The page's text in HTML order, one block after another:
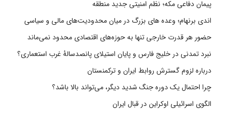
پیمان دفاعی مکه؛ نظم امنیتی جدید منطقه
اندی برنهام؛ وعده های بزرگ در میان محدودیت‌های مالی و سیاسی
حضور هر قدرت خارجی تنها به حوزه‌های اقتصادی محدود نمی‌ماند
نبرد تمدنی در خلیج فارس و پایان استیلای پانصدسالۀ غرب استعماری؟
درباره لزوم گسترش روابط ایران و ترکمنستان
چرا احتمال یک دوره جنگ شدید دیگر، می‌تواند بالا باشد؟
الگوی اسرائیلی اوکراین در قبال ایران